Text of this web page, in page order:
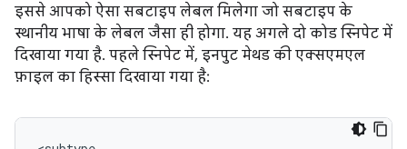
इससे आपको ऐसा सबटाइप लेबल मिलेगा जो सबटाइप के
स्थानीय भाषा के लेबल जैसा ही होगा. यह अगले दो कोड स्निपेट में
दिखाया गया है. पहले स्निपेट में, इनपुट मेथड की एक्सएमएल
फ़ाइल का हिस्सा दिखाया गया है: